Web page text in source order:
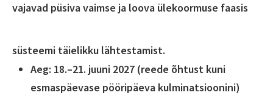
vajavad püsiva vaimse ja loova ülekoormuse faasis
süsteemi täielikku lähtestamist.
Aeg: 18.–21. juuni 2027 (reede õhtust kuni
esmaspäevase pööripäeva kulminatsioonini)